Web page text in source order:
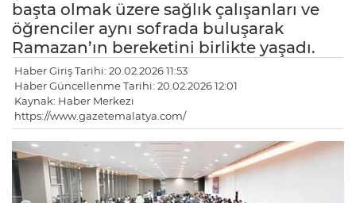
başta olmak üzere sağlık çalışanları ve
öğrenciler aynı sofrada buluşarak
Ramazan’ın bereketini birlikte yaşadı.
Haber Giriş Tarihi: 20.02.2026 11:53
Haber Güncellenme Tarihi: 20.02.2026 12:01
Kaynak: Haber Merkezi
https://www.gazetemalatya.com/